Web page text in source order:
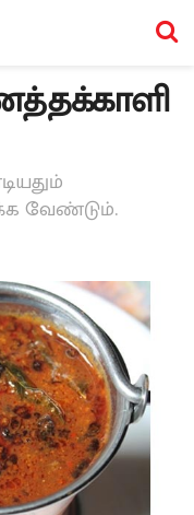
வேண்டும்.